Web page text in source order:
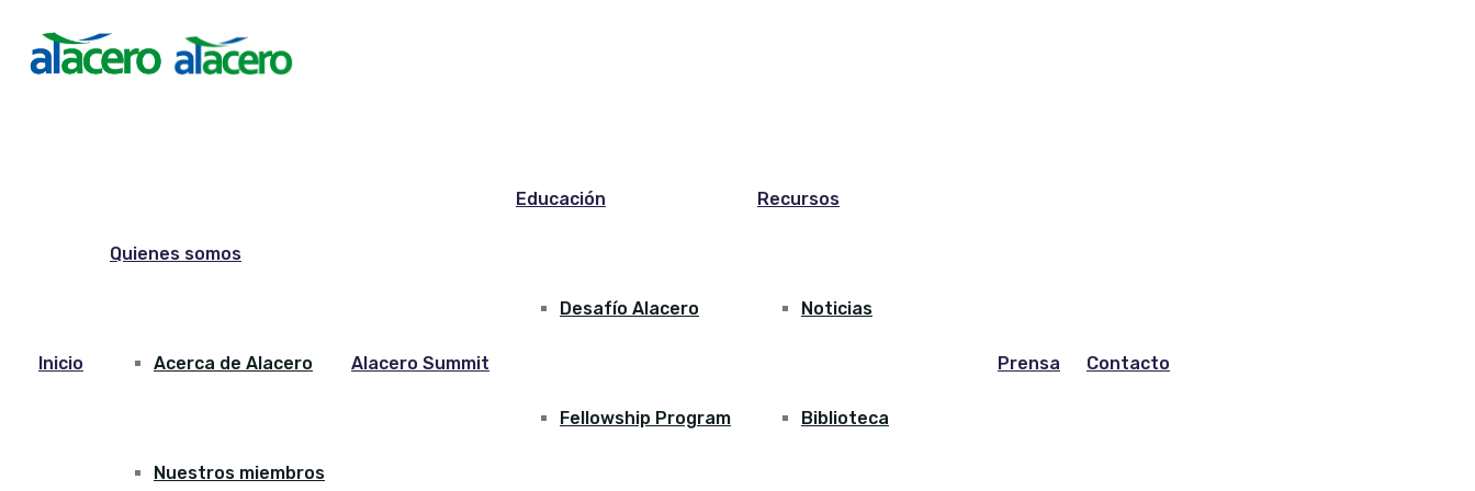
Inicio
Quienes somos
Acerca de Alacero
Nuestros miembros
Alacero Summit
Educación
Desafío Alacero
Fellowship Program
Recursos
Noticias
Biblioteca
Prensa Contacto